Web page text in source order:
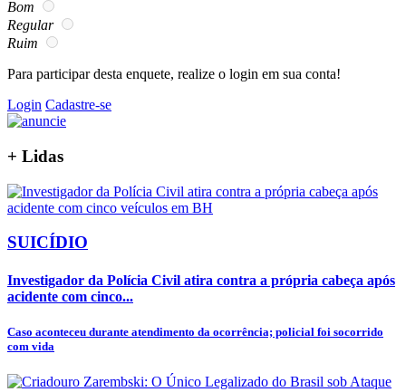
Bom
Regular
Ruim
Para participar desta enquete, realize o login em sua conta!
Login Cadastre-se
+ Lidas
SUICÍDIO
Investigador da Polícia Civil atira contra a própria cabeça após
acidente com cinco...
Caso aconteceu durante atendimento da ocorrência; policial foi socorrido
com vida